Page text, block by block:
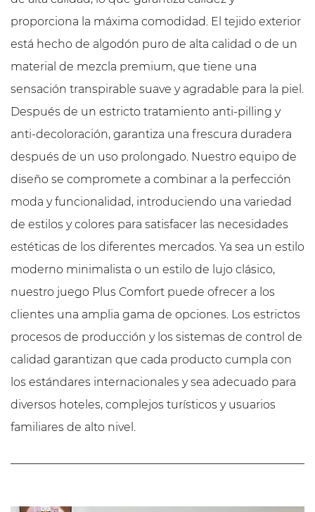
proporciona la máxima comodidad. El tejido exterior
está hecho de algodón puro de alta calidad o de un
material de mezcla premium, que tiene una
sensación transpirable suave y agradable para la piel.
Después de un estricto tratamiento anti-pilling y
anti-decoloración, garantiza una frescura duradera
después de un uso prolongado. Nuestro equipo de
diseño se compromete a combinar a la perfección
moda y funcionalidad, introduciendo una variedad
de estilos y colores para satisfacer las necesidades
estéticas de los diferentes mercados. Ya sea un estilo
moderno minimalista o un estilo de lujo clásico,
nuestro juego Plus Comfort puede ofrecer a los
clientes una amplia gama de opciones. Los estrictos
procesos de producción y los sistemas de control de
calidad garantizan que cada producto cumpla con
los estándares internacionales y sea adecuado para
diversos hoteles, complejos turísticos y usuarios
familiares de alto nivel.